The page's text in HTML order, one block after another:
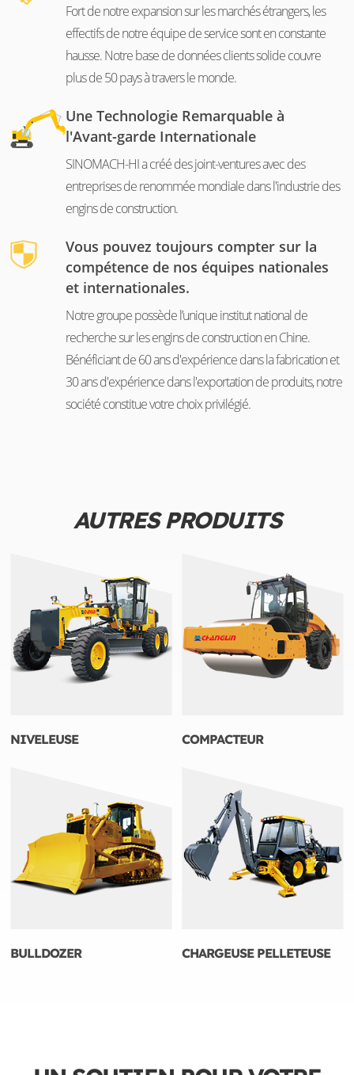
Fort de notre expansion sur les marchés étrangers, les
effectifs de notre équipe de service sont en constante
hausse. Notre base de données clients solide couvre
plus de 50 pays à travers le monde.
Une Technologie Remarquable à
l'Avant-garde Internationale
SINOMACH-HI a créé des joint-ventures avec des
entreprises de renommée mondiale dans l'industrie des
engins de construction.
Vous pouvez toujours compter sur la
compétence de nos équipes nationales
et internationales.
Notre groupe possède l’unique institut national de
recherche sur les engins de construction en Chine.
Bénéficiant de 60 ans d'expérience dans la fabrication et
30 ans d'expérience dans l'exportation de produits, notre
société constitue votre choix privilégié.
AUTRES PRODUITS
NIVELEUSE COMPACTEUR
BULLDOZER CHARGEUSE PELLETEUSE